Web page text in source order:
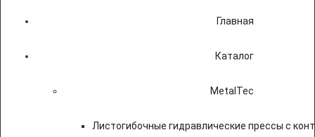
Главная
Каталог
MetalTec
Листогибочные гидравлические прессы с